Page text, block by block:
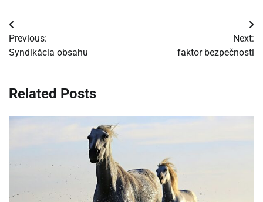
Navigácia
v
Previous:
Syndikácia obsahu
Next:
faktor bezpečnosti
Related Posts